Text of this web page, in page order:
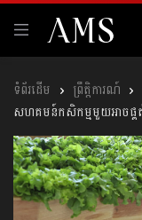
ព្រឹត្តិការណ៍
សហគមន៍កសិកម្មមួយអាចផ្គត់